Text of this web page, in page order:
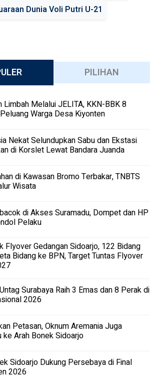
Dunia Voli Putri U-21
PILIHAN
Limbah Melalui JELITA, KKN-BBK 8
Warga Desa Kiyonten
Nekat Selundupkan Sabu dan Ekstasi
di Korslet Lewat Bandara Juanda
di Kawasan Bromo Terbakar, TNBTS
Wisata
di Akses Suramadu, Dompet dan HP
Pelaku
Flyover Gedangan Sidoarjo, 122 Bidang
Bidang ke BPN, Target Tuntas Flyover
Surabaya Raih 3 Emas dan 8 Perak di
2026
Petasan, Oknum Aremania Juga
ke Arah Bonek Sidoarjo
Sidoarjo Dukung Persebaya di Final
2026